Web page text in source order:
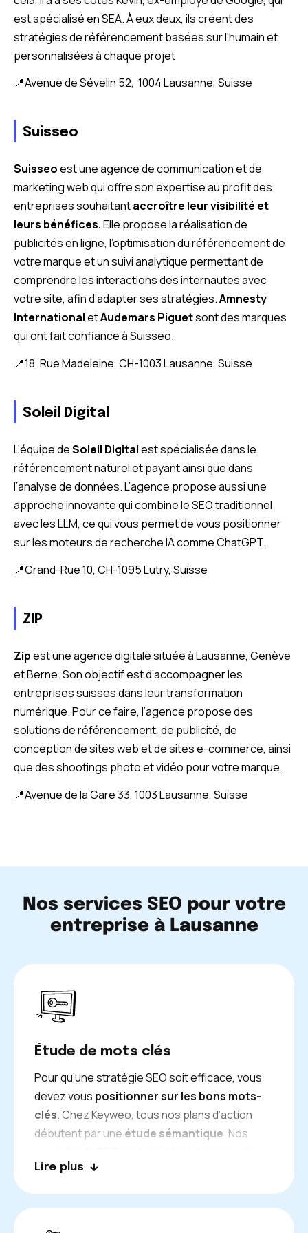
est spécialisé en SEA. À eux deux, ils créent des
stratégies de référencement basées sur l’humain et
personnalisées à chaque projet
📍Avenue de Sévelin 52, 1004 Lausanne, Suisse
Suisseo
Suisseoest une agence de communication et de
marketing web qui offre son expertise au profit des
entreprises souhaitantaccroître leur visibilité et
leurs bénéfices.Elle propose la réalisation de
publicités en ligne, l’optimisation du référencement de
votre marque et un suivi analytique permettant de
comprendre les interactions des internautes avec
votre site, afin d’adapter ses stratégies.Amnesty
InternationaletAudemars Piguetsont des marques
qui ont fait confiance à Suisseo.
📍18, Rue Madeleine, CH-1003 Lausanne, Suisse
Soleil Digital
L’équipe deSoleil Digitalest spécialisée dans le
référencement naturel et payant ainsi que dans
l’analyse de données. L’agence propose aussi une
approche innovante qui combine le SEO traditionnel
avec les LLM, ce qui vous permet de vous positionner
sur les moteurs de recherche IA comme ChatGPT.
📍Grand-Rue 10, CH-1095 Lutry, Suisse
ZIP
Zipest une agence digitale située à Lausanne, Genève
et Berne. Son objectif est d’accompagner les
entreprises suisses dans leur transformation
numérique. Pour ce faire, l’agence propose des
solutions de référencement, de publicité, de
conception de sites web et de sites e-commerce, ainsi
que des shootings photo et vidéo pour votre marque.
📍Avenue de la Gare 33, 1003 Lausanne, Suisse
Nos services SEO pour votre
entreprise à Lausanne
Étude de mots clés
Pour qu’une stratégie SEO soit efficace, vous
devez vous positionner sur les bons mots-
clés. Chez Keyweo, tous nos plans d’action
débutent par une étude sémantique. Nos
recherche des internautes et identifient les
de vos contenus. Pour déterminer ces
Lire plus